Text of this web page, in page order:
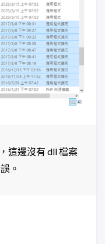
這邊沒有 dll 檔案
。